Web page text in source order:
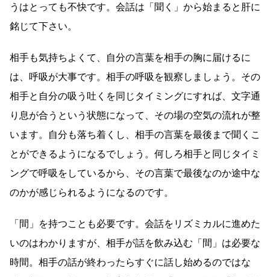
うはとっても不快です。会話は「聞く」から始まると肝に
銘じて下さい。
相手も気持ちよくて、自分の言葉を相手の胸に届けるに
は、呼吸が大事です。相手の呼吸を観察しましょう。その
相手と自分の吸う吐くを同じタイミングにすれば、文字通
り息が合うという状態になって、その場の空気の流れが整
います。自分も落ち着くし、相手の言葉を最後まで聞くこ
とができるようになるでしょう。何しろ相手と同じタイミ
ングで呼吸をしているから、その言葉で最後なのか途中な
のかが感じられるようになるのです。
「間」を持つことも必要です。会話をリズミカルに進めた
いのはわかりますが、相手が話を飲み込む「間」は必要な
時間。相手の話が終わったらすぐに話し始めるのではな